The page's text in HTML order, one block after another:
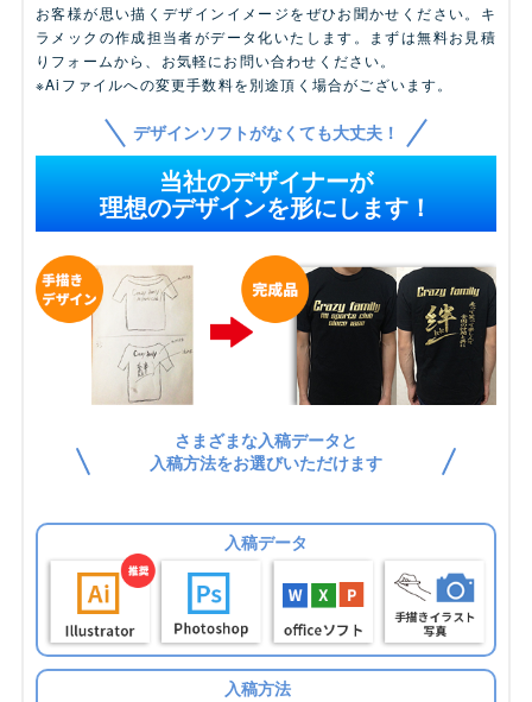
お客様が思い描くデザインイメージをぜひお聞かせください。キ
ラメックの作成担当者がデータ化いたします。まずは無料お見積
りフォームから、お気軽にお問い合わせください。
※Aiファイルへの変更手数料を別途頂く場合がございます。
デザインソフトがなくても大丈夫！
当社のデザイナーが
理想のデザインを形にします！
さまざまな入稿データと
入稿方法をお選びいただけます
入稿データ
入稿方法